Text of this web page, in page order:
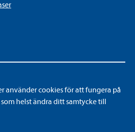
använder cookies för att fungera på
helst ändra ditt samtycke till